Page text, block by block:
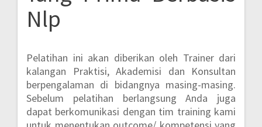
Nlp
Pelatihan ini akan diberikan oleh Trainer dari
kalangan Praktisi, Akademisi dan Konsultan
berpengalaman di bidangnya masing-masing.
Sebelum pelatihan berlangsung Anda juga
dapat berkomunikasi dengan tim training kami